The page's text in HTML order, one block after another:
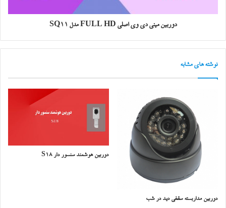
دوربین مینی دی وی اصلی FULL HD مدل SQ11
نوشته های مشابه
دوربین مداربسته سقفی دید در شب
دوربین هوشمند سنسور دار S18